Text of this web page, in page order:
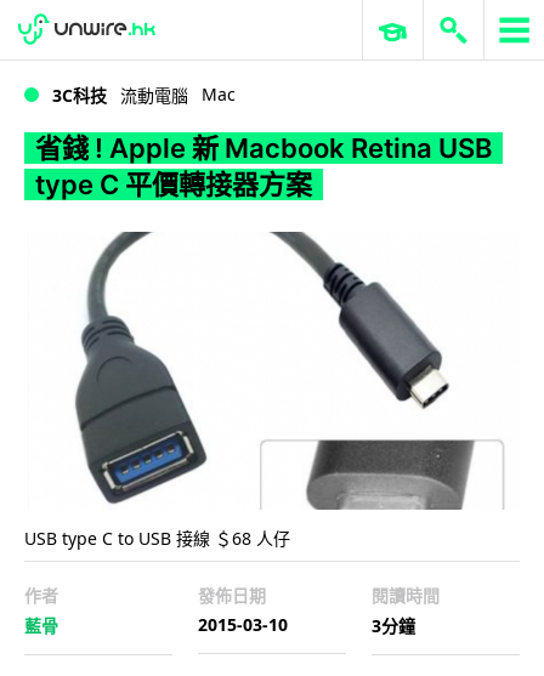
WWDC 2026 ERP 與商業 AI
3C科技 流動電腦 Mac
省錢 ! Apple 新 Macbook Retina USB
type C 平價轉接器方案
USB type C to USB 接線 ＄68 人仔
作者
藍骨
發佈日期
2015-03-10
閱讀時間
3分鐘